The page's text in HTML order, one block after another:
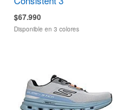
$67.990
Disponible en 3 colores